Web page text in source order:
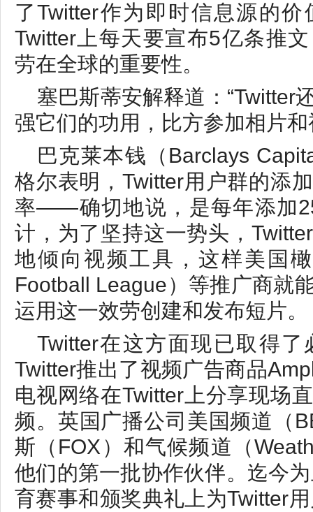
了Twitter作为即时信息源的
Twitter上每天要宣布5亿条推
劳在全球的重要性。
塞巴斯蒂安解释道：“Twitter
强它们的功用，比方参加相片和
巴克莱本钱（Barclays
格尔表明，Twitter用户群的添
率——确切地说，是每年添加
计，为了坚持这一势头，
地倾向视频工具，这样美国
Football League）等推广商就
运用这一效劳创建和发布短片。
Twitter在这方面现已取得
Twitter推出了视频广告商品
电视网络在Twitter上分享现场
频。英国广播公司美国频道（
斯（FOX）和气候频道（
他们的第一批协作伙伴。迄今
育赛事和颁奖典礼上为Twitter